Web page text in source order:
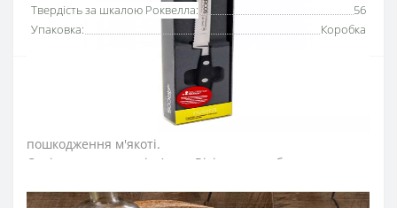
Твердість за шкалою Роквелла:
56
Упаковка:
Коробка
Ніж для томатів 130 мм серії«Рів’єра»
дозволяє різати шкірку помідорів
швидко і з мінімальним тиском без подрібнення та
пошкодження м'якоті.
Серію кованих ножів Arcos Riviera розробили для